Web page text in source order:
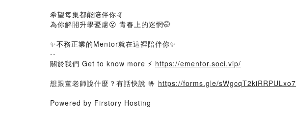
希望每集都能陪伴你🤙
為你解開升學憂慮😵 青春上的迷惘🤭
✨不務正業的Mentor就在這裡陪伴你✨
--
關於我們 Get to know more ⚡️ https://ementor.soci.vip/
想跟董老師說什麼？有話快說 🤟 https://forms.gle/sWgcqT2kiRRPULxo7
Powered by Firstory Hosting